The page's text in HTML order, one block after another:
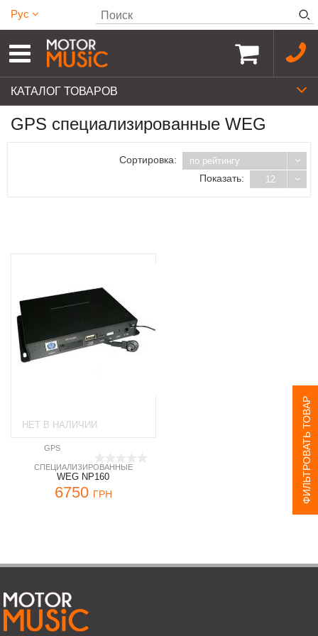
Рус
КАТАЛОГ ТОВАРОВ
ФИЛЬТРОВАТЬ ТОВАР
GPS cпециализированные WEG
Сортировка: по рейтингу
Показать: 12
НЕТ В НАЛИЧИИ
GPS
CПЕЦИАЛИЗИРОВАННЫЕ
WEG NP160
6750 ГРН